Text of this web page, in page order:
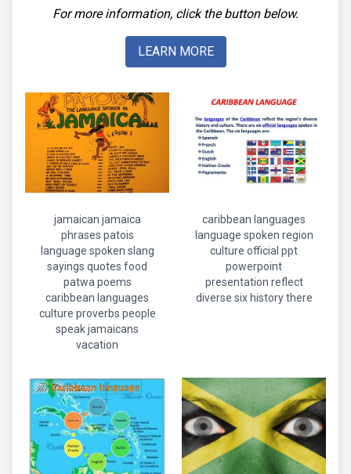
For more information, click the button below.
LEARN MORE
jamaican jamaica
phrases patois
language spoken slang
sayings quotes food
patwa poems
caribbean languages
culture proverbs people
speak jamaicans
vacation
caribbean languages
language spoken region
culture official ppt
powerpoint
presentation reflect
diverse six history there